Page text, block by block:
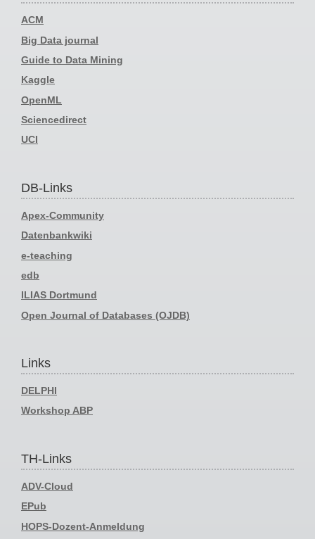
ACM
Big Data journal
Guide to Data Mining
Kaggle
OpenML
Sciencedirect
UCI
DB-Links
Apex-Community
Datenbankwiki
e-teaching
edb
ILIAS Dortmund
Open Journal of Databases (OJDB)
Links
DELPHI
Workshop ABP
TH-Links
ADV-Cloud
EPub
HOPS-Dozent-Anmeldung